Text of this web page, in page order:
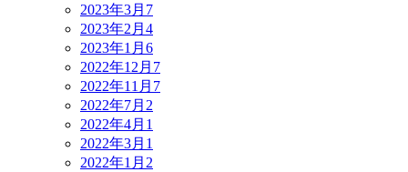
2023年3月 7
2023年2月 4
2023年1月 6
2022年12月 7
2022年11月 7
2022年7月 2
2022年4月 1
2022年3月 1
2022年1月 2